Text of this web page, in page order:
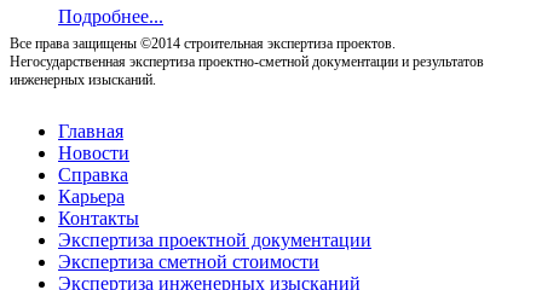
Подробнее...
Все права защищены ©2014 строительная экспертиза проектов.
Негосударственная экспертиза проектно-сметной документации и результатов
инженерных изысканий.
Главная
Новости
Справка
Карьера
Контакты
Экспертиза проектной документации
Экспертиза сметной стоимости
Экспертиза инженерных изысканий